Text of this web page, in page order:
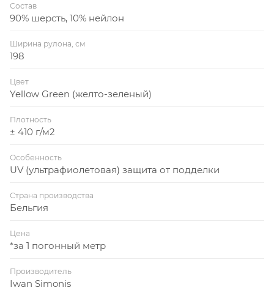
Состав
90% шерсть, 10% нейлон
Ширина рулона, см
198
Цвет
Yellow Green (желто-зеленый)
Плотность
± 410 г/м2
Особенность
UV (ультрафиолетовая) защита от подделки
Страна производства
Бельгия
Цена
*за 1 погонный метр
Производитель
Iwan Simonis